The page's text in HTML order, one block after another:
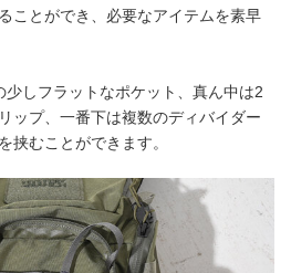
ことができ、必要なアイテムを素早
しフラットなポケット、真ん中は2
ップ、一番下は複数のディバイダー
挟むことができます。